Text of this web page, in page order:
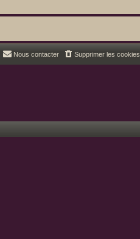
Supprimer les cookies
Nous contacter